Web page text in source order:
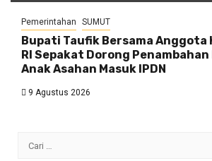
Pemerintahan SUMUT
Bupati Taufik Bersama Anggota
RI Sepakat Dorong
Anak Asahan Masuk IPDN
9 Agustus 2026
Cari